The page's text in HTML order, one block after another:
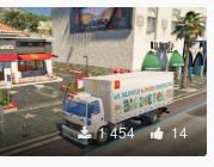
1 454 14